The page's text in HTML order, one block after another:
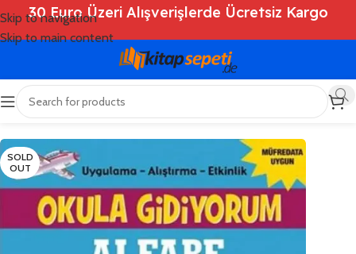
Skip to navigation
Skip to main content
30 Euro Üzeri Alışverişlerde Ücretsiz Kargo
Ana Sayfa Shop
SOLD
OUT